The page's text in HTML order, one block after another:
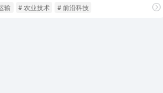
输 # 农业技术 # 前沿科技